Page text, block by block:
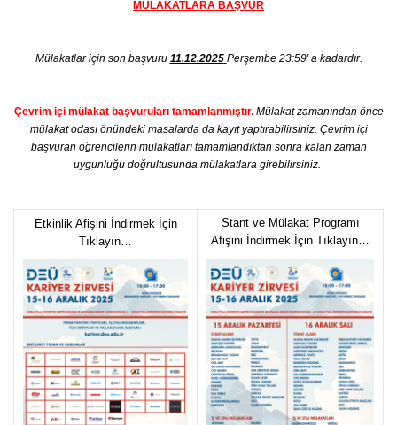
MÜLAKATLARA BAŞVUR
Mülakatlar için son başvuru 11.12.2025 Perşembe 23:59′ a kadardır.
Çevrim içi mülakat başvuruları tamamlanmıştır. Mülakat zamanından önce
mülakat odası önündeki masalarda da kayıt yaptırabilirsiniz. Çevrim içi
başvuran öğrencilerin mülakatları tamamlandıktan sonra kalan zaman
uygunluğu doğrultusunda mülakatlara girebilirsiniz.
Etkinlik Afişini İndirmek İçin
Tıklayın…
Stant ve Mülakat Programı
Afişini İndirmek İçin Tıklayın…